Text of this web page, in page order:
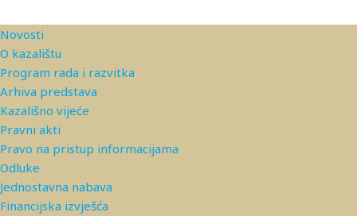
Novosti
O kazalištu
Program rada i razvitka
Arhiva predstava
Kazališno vijeće
Pravni akti
Pravo na pristup informacijama
Odluke
Jednostavna nabava
Financijska izvješća